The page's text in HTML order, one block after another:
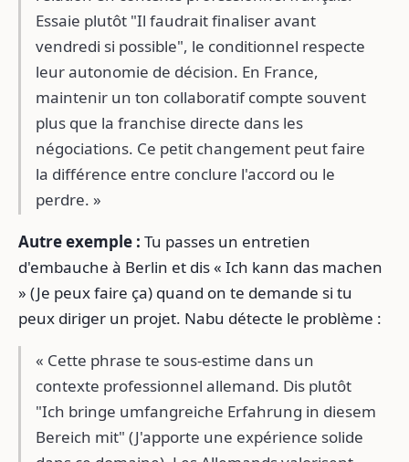
Essaie plutôt "Il faudrait finaliser avant
vendredi si possible", le conditionnel respecte
leur autonomie de décision. En France,
maintenir un ton collaboratif compte souvent
plus que la franchise directe dans les
négociations. Ce petit changement peut faire
la différence entre conclure l'accord ou le
perdre. »
Autre exemple : Tu passes un entretien
d'embauche à Berlin et dis « Ich kann das machen
» (Je peux faire ça) quand on te demande si tu
peux diriger un projet. Nabu détecte le problème :
« Cette phrase te sous-estime dans un
contexte professionnel allemand. Dis plutôt
"Ich bringe umfangreiche Erfahrung in diesem
Bereich mit" (J'apporte une expérience solide